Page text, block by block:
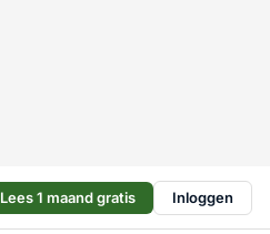
Lees 1 maand gratis Inloggen